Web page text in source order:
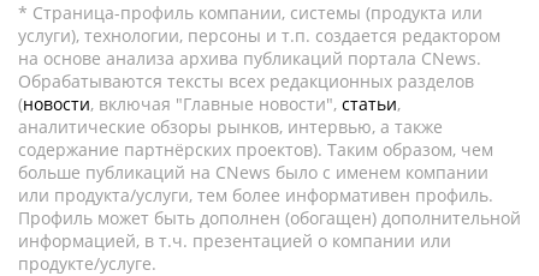
* Страница-профиль компании, системы (продукта или
услуги), технологии, персоны и т.п. создается редактором
на основе анализа архива публикаций портала CNews.
Обрабатываются тексты всех редакционных разделов
(новости, включая "Главные новости", статьи,
аналитические обзоры рынков, интервью, а также
содержание партнёрских проектов). Таким образом, чем
больше публикаций на CNews было с именем компании
или продукта/услуги, тем более информативен профиль.
Профиль может быть дополнен (обогащен) дополнительной
информацией, в т.ч. презентацией о компании или
продукте/услуге.